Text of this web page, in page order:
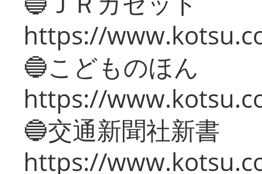
https://
🔵こどものほん
https://
🔵交通新聞社新書
https://